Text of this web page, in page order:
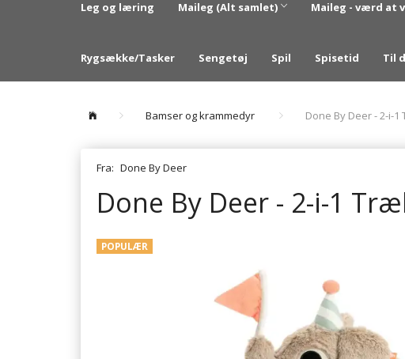
Leg og læring Maileg (Alt samlet) Maileg - værd at
Rygsække/Tasker Sengetøj Spil Spisetid Til
Bamser og krammedyr Done By Deer - 2-i-
Fra: Done By Deer
Done By Deer - 2-i-1
POPULÆR